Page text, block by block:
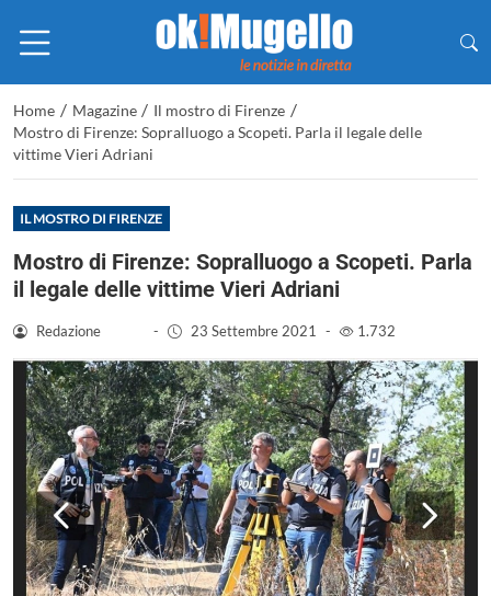
Home / Magazine / Il mostro di Firenze /
Mostro di Firenze: Sopralluogo a Scopeti. Parla il legale delle
vittime Vieri Adriani
IL MOSTRO DI FIRENZE
Mostro di Firenze: Sopralluogo a Scopeti. Parla
il legale delle vittime Vieri Adriani
Redazione - 23 Settembre 2021 - 1.732